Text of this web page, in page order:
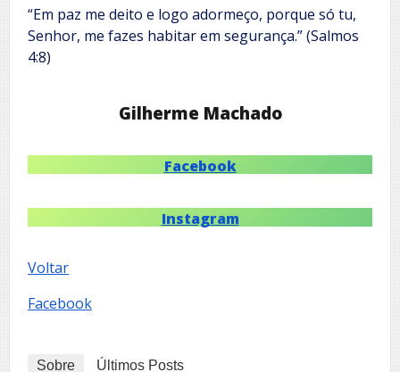
“Em paz me deito e logo adormeço, porque só tu,
Senhor, me fazes habitar em segurança.” (Salmos
4:8)
Gilherme Machado
Facebook
Instagram
Voltar
Facebook
Sobre Últimos Posts